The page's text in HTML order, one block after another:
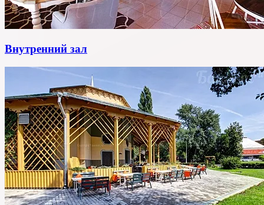
Внутренний зал